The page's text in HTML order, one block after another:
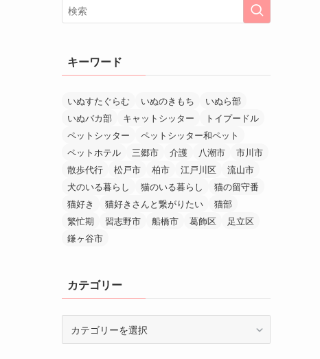
キーワード
いぬすたぐらむ いぬのきもち
いぬら部
いぬバカ部
キャットシッター
トイプードル
ペットシッター
ペットシッター和ペット
ペットホテル
三郷市 介護 八潮市
市川市
散歩代行
松戸市 柏市 江戸川区
流山市
犬のいる暮らし
猫のいる暮らし
猫の留守番
猫好き
猫好きさんと繋がりたい
猫部
繁忙期
習志野市 船橋市 葛飾区
足立区
鎌ヶ谷市
カテゴリー